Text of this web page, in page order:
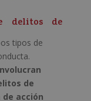
delitos de
tipos de
de
acción